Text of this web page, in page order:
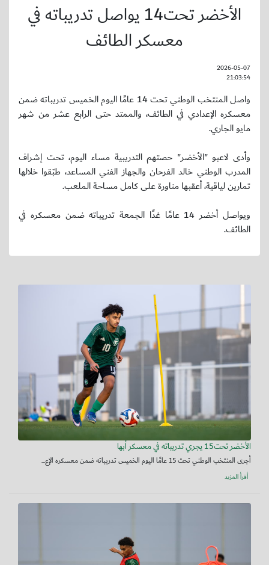
الأخضر تحت14 يواصل تدريباته في
معسكر الطائف
2026-05-07
21:03:54
واصل المنتخب الوطني تحت 14 عامًا اليوم الخميس تدريباته ضمن
معسكره الإعدادي في الطائف، والممتد حتى الرابع عشر من شهر
مايو الجاري.
‎وأدى لاعبو "الأخضر" حصتهم التدريبية مساء اليوم، تحت إشراف
المدرب الوطني خالد الفرحان والجهاز الفني المساعد، طبّقوا خلالها
تمارين لياقية، أعقبها مناورة على كامل مساحة الملعب.
ويواصل أخضر 14 عامًا غدًا الجمعة تدريباته ضمن معسكره في
الطائف.
الأخضر تحت15 يجري تدريباته في معسكر أبها
أجرى المنتخب الوطني تحت 15 عامًا اليوم الخميس تدريباته ضمن معسكره الإع...
أقرأ المزيد